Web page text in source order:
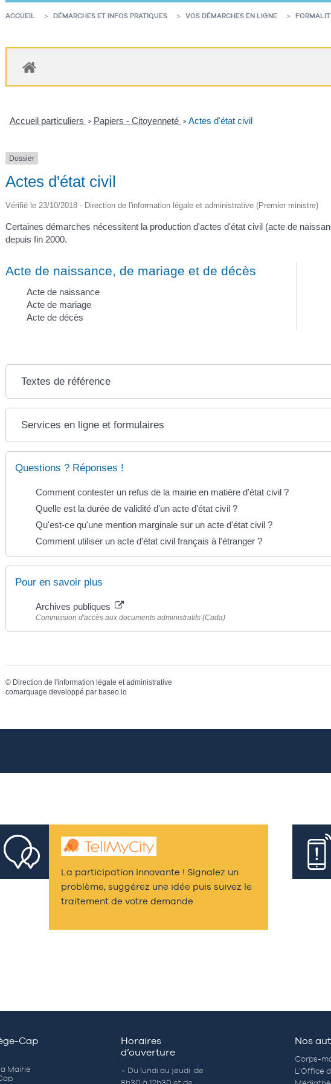
ACCUEIL DÉMARCHES ET INFOS PRATIQUES VOS DÉMARCHES EN LIGNE
Accueil particuliers > Papiers - Citoyenneté > Actes d'état civil
Dossier
Actes d'état civil
Vérifié le 23/10/2018 - Direction de l'information légale et administrative (Premier ministre)
Certaines démarches nécessitent la production d'actes d'état civil (acte de
depuis fin 2000.
Acte de naissance, de mariage et de décès
Acte de naissance
Acte de mariage
Acte de décès
Textes de référence
Services en ligne et formulaires
Questions ? Réponses !
Comment contester un refus de la mairie en matière d'état civil ?
Quelle est la durée de validité d'un acte d'état civil ?
Qu'est-ce qu'une mention marginale sur un acte d'état civil ?
Comment utiliser un acte d'état civil français à l'étranger ?
Pour en savoir plus
Archives publiques
Commission d'accès aux documents administratifs (Cada)
© Direction de l'information légale et administrative
comarquage developpé par baseo.io
La participation innovante ! Signalez un
problème, suggérez une idée puis suivez le
traitement de votre demande.
Cap
Mairie
Horaires
d’ouverture
– Du lundi au jeudi de
Nos
Corps-
L’Office